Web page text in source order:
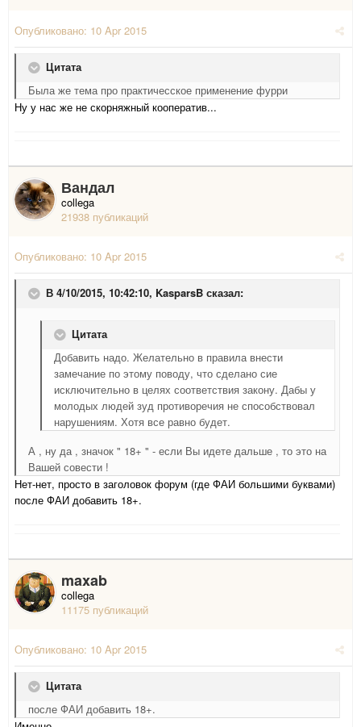
Опубликовано: 10 Apr 2015
Цитата
Была же тема про практичесское применение фурри
Ну у нас же не скорняжный кооператив...
Вандал
collega
21938 публикаций
Опубликовано: 10 Apr 2015
В 4/10/2015, 10:42:10, KasparsB сказал:
Цитата
Добавить надо. Желательно в правила внести
замечание по этому поводу, что сделано сие
исключительно в целях соответствия закону. Дабы у
молодых людей зуд противоречия не способствовал
нарушениям. Хотя все равно будет.
А , ну да , значок " 18+ " - если Вы идете дальше , то это на
Вашей совести !
Нет-нет, просто в заголовок форум (где ФАИ большими буквами)
после ФАИ добавить 18+.
maxab
collega
11175 публикаций
Опубликовано: 10 Apr 2015
Цитата
после ФАИ добавить 18+.